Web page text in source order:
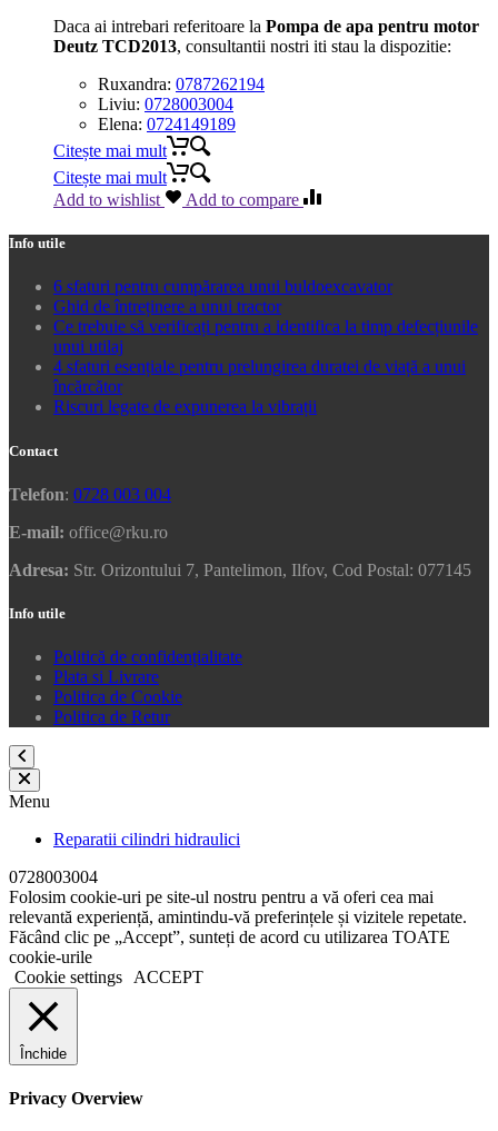
Daca ai intrebari referitoare la Pompa de apa pentru motor
Deutz TCD2013, consultantii nostri iti stau la dispozitie:
Ruxandra: 0787262194
Liviu: 0728003004
Elena: 0724149189
Citește mai mult
Citește mai mult
Add to wishlist
Add to compare
Info utile
6 sfaturi pentru cumpărarea unui buldoexcavator
Ghid de întreținere a unui tractor
Ce trebuie să verificați pentru a identifica la timp defecțiunile
unui utilaj
4 sfaturi esențiale pentru prelungirea duratei de viață a unui
încărcător
Riscuri legate de expunerea la vibrații
Contact
Telefon: 0728 003 004
E-mail: office@rku.ro
Adresa: Str. Orizontului 7, Pantelimon, Ilfov, Cod Postal: 077145
Info utile
Politică de confidențialitate
Plata si Livrare
Politica de Cookie
Politica de Retur
Menu
Reparatii cilindri hidraulici
0728003004
Folosim cookie-uri pe site-ul nostru pentru a vă oferi cea mai
relevantă experiență, amintindu-vă preferințele și vizitele repetate.
Făcând clic pe „Accept”, sunteți de acord cu utilizarea TOATE
cookie-urile
Cookie settings
ACCEPT
Închide
Privacy Overview